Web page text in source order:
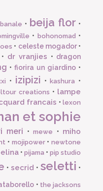
banale • beija flor •
• bohonomad •
• celeste mogador•
• dr vranjies • dragon
• fiorira un giardino•
• izipizi •kashura •
creations • lampe
francais •lexon
et sophie
meri •mewe • miho
• mojipower•newtone
• pijama • pip studio
•secrid •seletti •
• the jacksons